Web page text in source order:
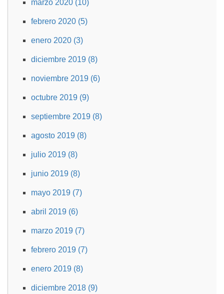
marzo 2020 (10)
febrero 2020 (5)
enero 2020 (3)
diciembre 2019 (8)
noviembre 2019 (6)
octubre 2019 (9)
septiembre 2019 (8)
agosto 2019 (8)
julio 2019 (8)
junio 2019 (8)
mayo 2019 (7)
abril 2019 (6)
marzo 2019 (7)
febrero 2019 (7)
enero 2019 (8)
diciembre 2018 (9)